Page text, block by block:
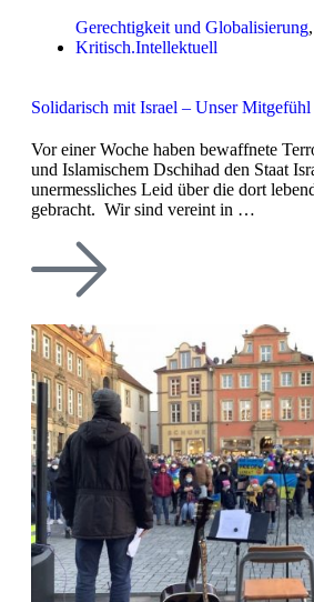
Gerechtigkeit und Globalisierung,
Kritisch.Intellektuell
Solidarisch mit Israel – Unser
Vor einer Woche haben bewaffnete
und Islamischem Dschihad den Staat
unermessliches Leid über die dort
gebracht. Wir sind vereint in …